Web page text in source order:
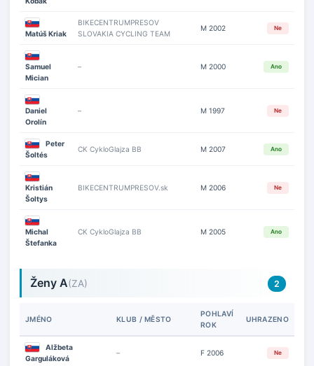
Matúš Kriak
BIKECENTRUMPRESOV
SLOVAKIA CYCLING TEAM
M 2002 Ne
Samuel
Mician
– M 2000 Ano
Daniel
Orolín
– M 1997 Ne
Peter
Šoltés
CK CykloGlajza BB M 2007 Ano
Kristián
Šoltys
BIKECENTRUMPRESOV.sk M 2006 Ne
Michal
Štefanka
CK CykloGlajza BB M 2005 Ano
Ženy A(ZA) 2
JMÉNO KLUB / MĚSTO
POHLAVÍ
ROK
UHRAZENO
Alžbeta
Garguláková
– F 2006 Ne